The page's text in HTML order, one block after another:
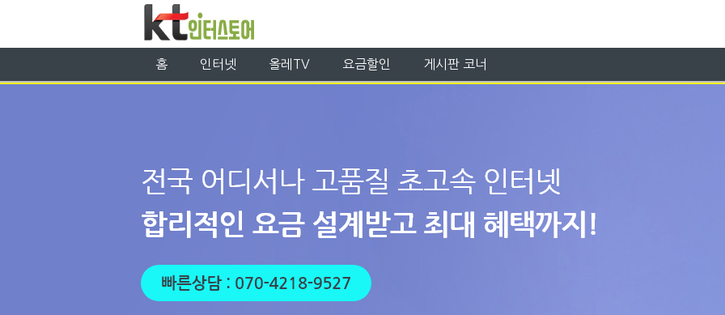
홈 인터넷 올레TV 요금할인 게시판 코너